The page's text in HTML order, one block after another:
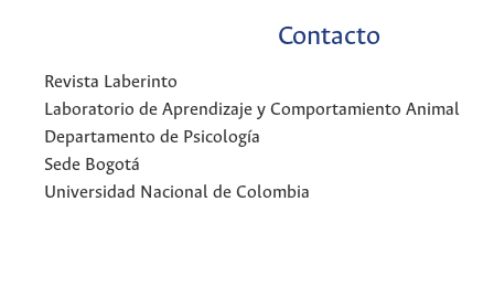
Contacto
Revista Laberinto
Laboratorio de Aprendizaje y Comportamiento Animal
Departamento de Psicología
Sede Bogotá
Universidad Nacional de Colombia